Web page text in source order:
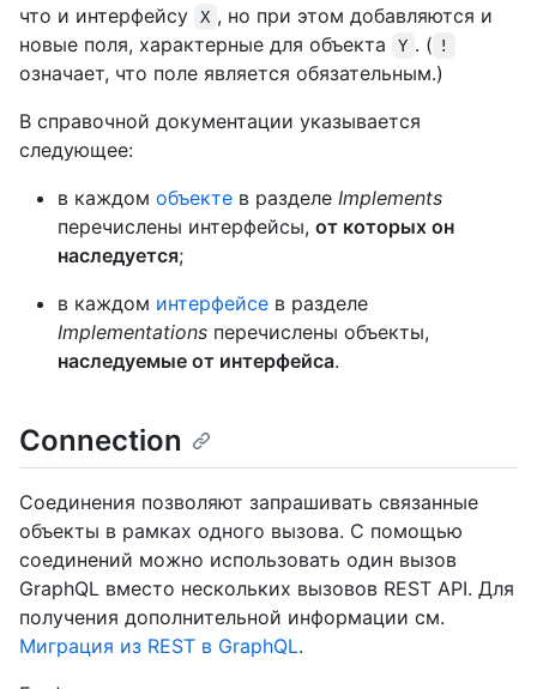
что и интерфейсу
X , но при этом добавляются и
новые поля, характерные для объекта
Y . ( !
означает, что поле является обязательным.)
В справочной документации указывается
следующее:
в каждом объекте в разделе Implements
перечислены интерфейсы, от которых он
наследуется;
в каждом интерфейсе в разделе
Implementations перечислены объекты,
наследуемые от интерфейса.
Connection
Соединения позволяют запрашивать связанные
объекты в рамках одного вызова. С помощью
соединений можно использовать один вызов
GraphQL вместо нескольких вызовов REST API. Для
получения дополнительной информации см.
Миграция из REST в GraphQL.